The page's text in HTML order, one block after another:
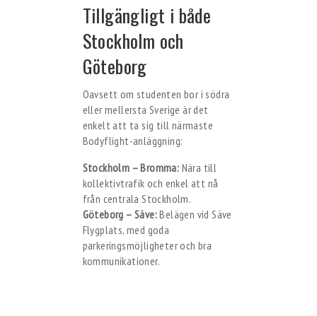
Tillgängligt i både
Stockholm och
Göteborg
Oavsett om studenten bor i södra
eller mellersta Sverige är det
enkelt att ta sig till närmaste
Bodyflight-anläggning:
Stockholm – Bromma: Nära till
kollektivtrafik och enkel att nå
från centrala Stockholm.
Göteborg – Säve:Belägen vid Säve
Flygplats, med goda
parkeringsmöjligheter och bra
kommunikationer.